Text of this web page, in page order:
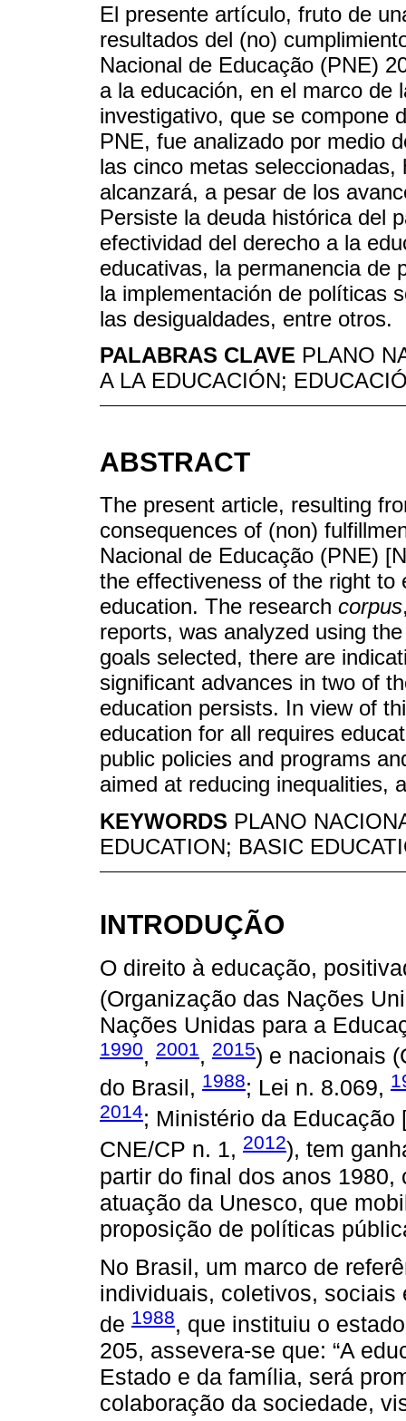
El presente artículo, fruto de
resultados del (no)
Nacional de Educação (PNE)
a la educación, en el marco
investigativo, que se compone
PNE, fue analizado por medio
las cinco metas
alcanzará, a pesar de los
Persiste la deuda histórica del
efectividad del derecho a la
educativas, la permanencia de
la implementación de políticas
las desigualdades, entre otros.
PALABRAS CLAVE PLANO
A LA EDUCACIÓN;
ABSTRACT
The present article, resulting
consequences of (non)
Nacional de Educação (PNE)
the effectiveness of the right to
education. The research corpus
reports, was analyzed using
goals selected, there are
significant advances in two of
education persists. In view of
education for all requires
public policies and programs
aimed at reducing inequalities,
KEYWORDS PLANO
EDUCATION; BASIC
INTRODUÇÃO
O direito à educação,
(Organização das Nações
Nações Unidas para a
1990, 2001, 2015) e nacionais
do Brasil, 1988; Lei n. 8.069,
2014; Ministério da
CNE/CP n. 1, 2012), tem
partir do final dos anos
atuação da Unesco, que
proposição de políticas
No Brasil, um marco de
individuais, coletivos,
de 1988, que instituiu o
205, assevera-se que: “A
Estado e da família, será
colaboração da sociedade,